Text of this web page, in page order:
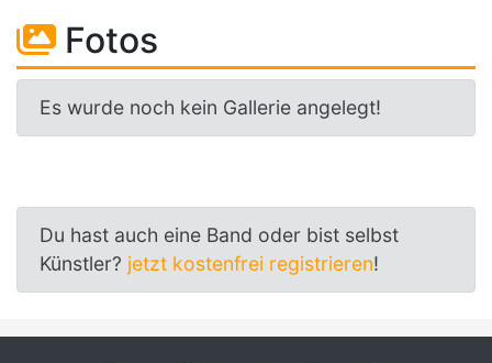
Fotos
Es wurde noch kein Gallerie angelegt!
Du hast auch eine Band oder bist selbst
Künstler? jetzt kostenfrei registrieren!